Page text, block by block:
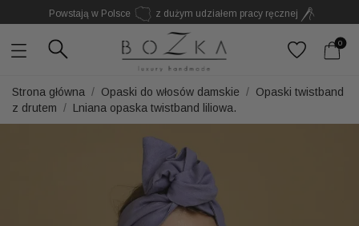
Powstają w Polsce z dużym udziałem pracy ręcznej
Twój znak rozpoznawczy. Nie kolejny dodatek 0
Strona główna Opaski do włosów damskie
Opaski twistband
z drutem
Lniana opaska twistband liliowa.